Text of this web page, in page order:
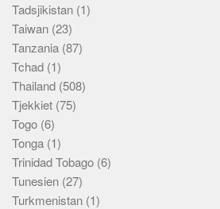
Tadsjikistan (1)
Taiwan (23)
Tanzania (87)
Tchad (1)
Thailand (508)
Tjekkiet (75)
Togo (6)
Tonga (1)
Trinidad Tobago (6)
Tunesien (27)
Turkmenistan (1)